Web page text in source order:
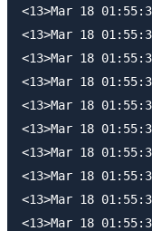
<13>Mar 18
<13>Mar 18
<13>Mar 18
<13>Mar 18
<13>Mar 18
<13>Mar 18
<13>Mar 18
<13>Mar 18
<13>Mar 18
<13>Mar 18